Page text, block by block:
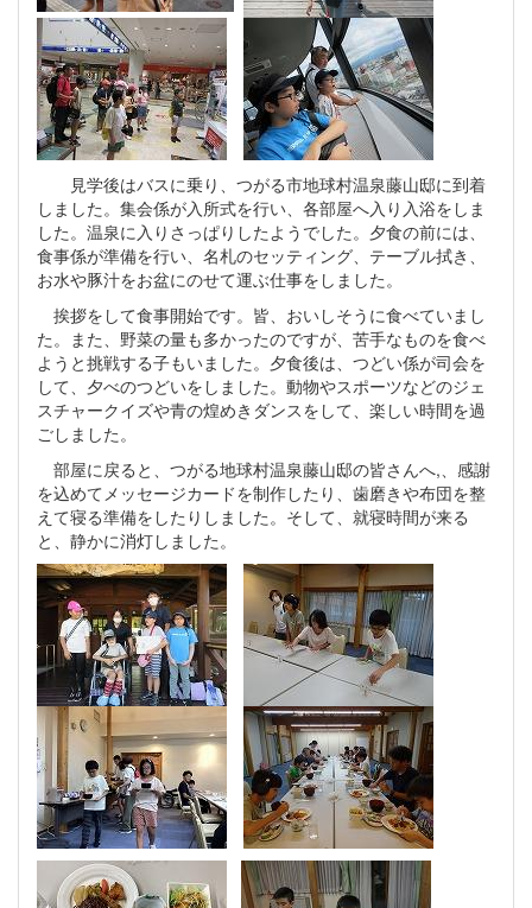
見学後はバスに乗り、つがる市地球村温泉藤山邸に到着
しました。集会係が入所式を行い、各部屋へ入り入浴をしま
した。温泉に入りさっぱりしたようでした。夕食の前には、
食事係が準備を行い、名札のセッティング、テーブル拭き、
お水や豚汁をお盆にのせて運ぶ仕事をしました。
挨拶をして食事開始です。皆、おいしそうに食べていまし
た。また、野菜の量も多かったのですが、苦手なものを食べ
ようと挑戦する子もいました。夕食後は、つどい係が司会を
して、夕べのつどいをしました。動物やスポーツなどのジェ
スチャークイズや青の煌めきダンスをして、楽しい時間を過
ごしました。
部屋に戻ると、つがる地球村温泉藤山邸の皆さんへ,、感謝
を込めてメッセージカードを制作したり、歯磨きや布団を整
えて寝る準備をしたりしました。そして、就寝時間が来る
と、静かに消灯しました。